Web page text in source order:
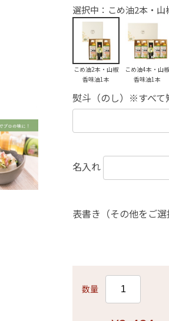
選択中：こめ油2本・山
こめ油2本・山椒
香味油1本
こめ油4本・山椒
香味油1本
熨斗（のし）※すべて
名入れ
表書き（その他をご選
数量